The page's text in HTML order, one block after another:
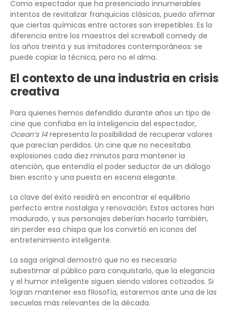
Como espectador que ha presenciado innumerables
intentos de revitalizar franquicias clásicas, puedo afirmar
que ciertas químicas entre actores son irrepetibles. Es la
diferencia entre los maestros del screwball comedy de
los años treinta y sus imitadores contemporáneos: se
puede copiar la técnica, pero no el alma.
El contexto de una industria en crisis
creativa
Para quienes hemos defendido durante años un tipo de
cine que confiaba en la inteligencia del espectador,
Ocean’s 14representa la posibilidad de recuperar valores
que parecían perdidos. Un cine que no necesitaba
explosiones cada diez minutos para mantener la
atención, que entendía el poder seductor de un diálogo
bien escrito y una puesta en escena elegante.
La clave del éxito residirá en encontrar el equilibrio
perfecto entre nostalgia y renovación. Estos actores han
madurado, y sus personajes deberían hacerlo también,
sin perder esa chispa que los convirtió en iconos del
entretenimiento inteligente.
La saga original demostró que no es necesario
subestimar al público para conquistarlo, que la elegancia
y el humor inteligente siguen siendo valores cotizados. Si
logran mantener esa filosofía, estaremos ante una de las
secuelas más relevantes de la década.